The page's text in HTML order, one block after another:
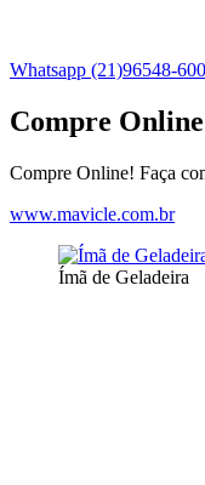
Whatsapp (21)96548-
Compre Online
Compre Online! Faça
www.mavicle.com.br
Ímã de Geladeira